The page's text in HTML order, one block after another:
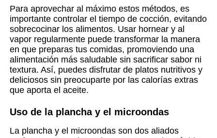
Para aprovechar al máximo estos métodos, es
importante controlar el tiempo de cocción, evitando
sobrecocinar los alimentos. Usar hornear y al
vapor regularmente puede transformar la manera
en que preparas tus comidas, promoviendo una
alimentación más saludable sin sacrificar sabor ni
textura. Así, puedes disfrutar de platos nutritivos y
deliciosos sin preocuparte por las calorías extras
que aporta el aceite.
Uso de la plancha y el microondas
La plancha y el microondas son dos aliados